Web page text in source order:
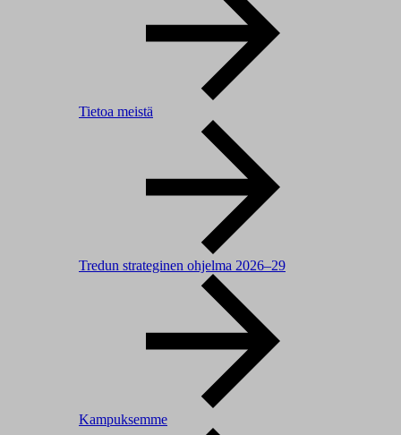
Tietoa meistä
Tredun strateginen ohjelma 2026–29
Kampuksemme